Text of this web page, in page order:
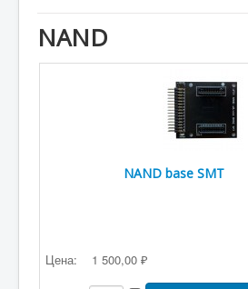
NAND
NAND base SMT
Цена: 1 500,00 ₽